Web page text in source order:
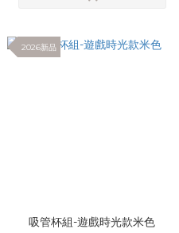
2026新品
吸管杯組-遊戲時光款米色